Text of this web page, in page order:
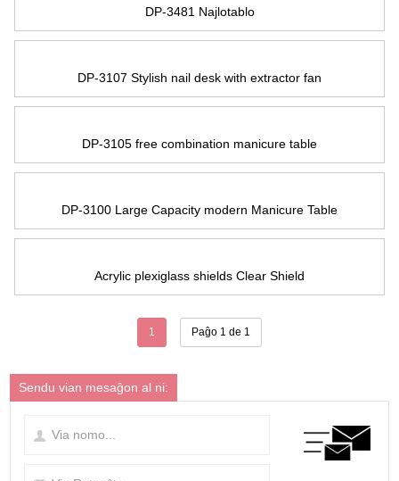
DP-3481 Najlotablo
DP-3107 Stylish nail desk with extractor fan
DP-3105 free combination manicure table
DP-3100 Large Capacity modern Manicure Table
Acrylic plexiglass shields Clear Shield
1 Paĝo 1 de 1
Sendu vian mesaĝon al ni: